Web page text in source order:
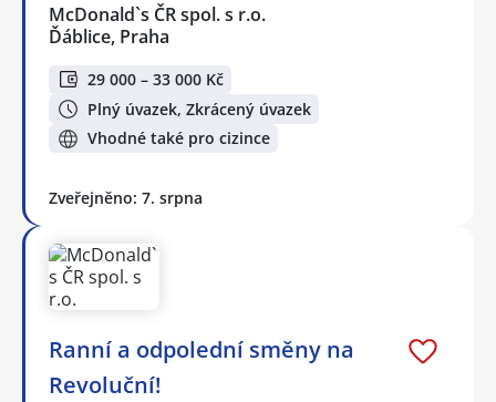
McDonald`s ČR spol. s r.o.
Ďáblice, Praha
29 000 – 33 000 Kč
Plný úvazek, Zkrácený úvazek
Vhodné také pro cizince
Zveřejněno: 7. srpna
Ranní a odpolední směny na
Revoluční!